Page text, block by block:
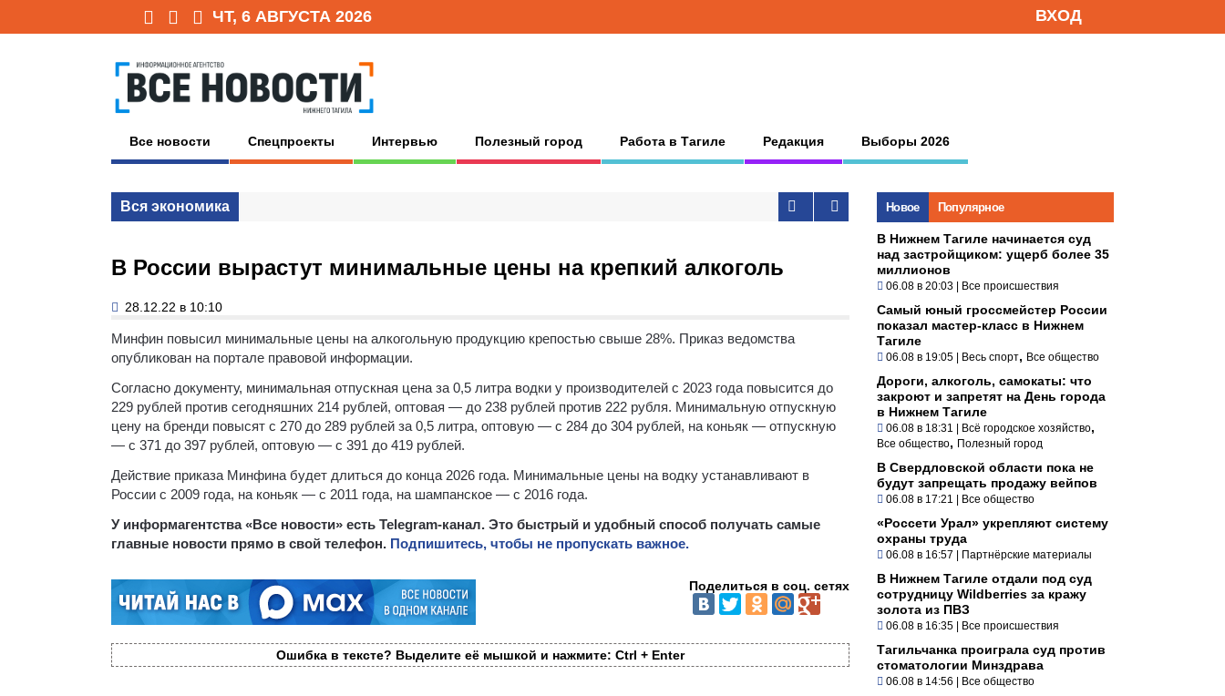
ЧТ, 6 АВГУСТА 2026 ВХОД
Все новости Спецпроекты Интервью Полезный город Работа в Тагиле Редакция Выборы 2026
Вся экономика
В России вырастут минимальные цены на крепкий алкоголь
28.12.22 в 10:10
Минфин повысил минимальные цены на алкогольную продукцию крепостью свыше 28%. Приказ ведомства
опубликован на портале правовой информации.
Согласно документу, минимальная отпускная цена за 0,5 литра водки у производителей с 2023 года повысится до
229 рублей против сегодняшних 214 рублей, оптовая — до 238 рублей против 222 рубля. Минимальную отпускную
цену на бренди повысят с 270 до 289 рублей за 0,5 литра, оптовую — с 284 до 304 рублей, на коньяк — отпускную
— с 371 до 397 рублей, оптовую — с 391 до 419 рублей.
Действие приказа Минфина будет длиться до конца 2026 года. Минимальные цены на водку устанавливают в
России с 2009 года, на коньяк — с 2011 года, на шампанское — с 2016 года.
У информагентства «Все новости» есть Telegram-канал. Это быстрый и удобный способ получать самые
главные новости прямо в свой телефон. Подпишитесь, чтобы не пропускать важное.
Поделиться в соц. сетях
Ошибка в тексте? Выделите её мышкой и нажмите: Ctrl + Enter
Новое Популярное
В Нижнем Тагиле начинается суд
над застройщиком: ущерб более 35
миллионов
06.08 в 20:03 | Все происшествия
Самый юный гроссмейстер России
показал мастер-класс в Нижнем
Тагиле
06.08 в 19:05 | Весь спорт, Все общество
Дороги, алкоголь, самокаты: что
закроют и запретят на День города
в Нижнем Тагиле
06.08 в 18:31 | Всё городское хозяйство,
Все общество, Полезный город
В Свердловской области пока не
будут запрещать продажу вейпов
06.08 в 17:21 | Все общество
«Россети Урал» укрепляют систему
охраны труда
06.08 в 16:57 | Партнёрские материалы
В Нижнем Тагиле отдали под суд
сотрудницу Wildberries за кражу
золота из ПВЗ
06.08 в 16:35 | Все происшествия
Тагильчанка проиграла суд против
стоматологии Минздрава
06.08 в 14:56 | Все общество